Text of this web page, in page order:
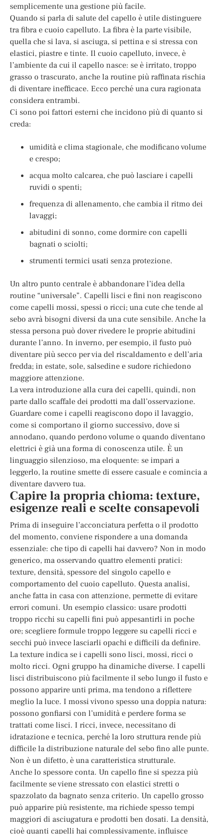
semplicemente una gestione più facile.
Quando si parla di salute del capello è utile distinguere
tra fibra e cuoio capelluto. La fibra è la parte visibile,
quella che si lava, si asciuga, si pettina e si stressa con
elastici, piastre e tinte. Il cuoio capelluto, invece, è
l’ambiente da cui il capello nasce: se è irritato, troppo
grasso o trascurato, anche la routine più raffinata rischia
di diventare inefficace. Ecco perché una cura ragionata
considera entrambi.
Ci sono poi fattori esterni che incidono più di quanto si
creda:
umidità e clima stagionale, che modificano volume
e crespo;
acqua molto calcarea, che può lasciare i capelli
ruvidi o spenti;
frequenza di allenamento, che cambia il ritmo dei
lavaggi;
abitudini di sonno, come dormire con capelli
bagnati o sciolti;
strumenti termici usati senza protezione.
Un altro punto centrale è abbandonare l’idea della
routine “universale”. Capelli lisci e fini non reagiscono
come capelli mossi, spessi o ricci; una cute che tende al
sebo avrà bisogni diversi da una cute sensibile. Anche la
stessa persona può dover rivedere le proprie abitudini
durante l’anno. In inverno, per esempio, il fusto può
diventare più secco per via del riscaldamento e dell’aria
fredda; in estate, sole, salsedine e sudore richiedono
maggiore attenzione.
La vera introduzione alla cura dei capelli, quindi, non
parte dallo scaffale dei prodotti ma dall’osservazione.
Guardare come i capelli reagiscono dopo il lavaggio,
come si comportano il giorno successivo, dove si
annodano, quando perdono volume o quando diventano
elettrici è già una forma di conoscenza utile. È un
linguaggio silenzioso, ma eloquente: se impari a
leggerlo, la routine smette di essere casuale e comincia a
diventare davvero tua.
Capire la propria chioma: texture,
esigenze reali e scelte consapevoli
Prima di inseguire l’acconciatura perfetta o il prodotto
del momento, conviene rispondere a una domanda
essenziale: che tipo di capelli hai davvero? Non in modo
generico, ma osservando quattro elementi pratici:
texture, densità, spessore del singolo capello e
comportamento del cuoio capelluto. Questa analisi,
anche fatta in casa con attenzione, permette di evitare
errori comuni. Un esempio classico: usare prodotti
troppo ricchi su capelli fini può appesantirli in poche
ore; scegliere formule troppo leggere su capelli ricci e
secchi può invece lasciarli opachi e difficili da definire.
La texture indica se i capelli sono lisci, mossi, ricci o
molto ricci. Ogni gruppo ha dinamiche diverse. I capelli
lisci distribuiscono più facilmente il sebo lungo il fusto e
possono apparire unti prima, ma tendono a riflettere
meglio la luce. I mossi vivono spesso una doppia natura:
possono gonfiarsi con l’umidità e perdere forma se
trattati come lisci. I ricci, invece, necessitano di
idratazione e tecnica, perché la loro struttura rende più
difficile la distribuzione naturale del sebo fino alle punte.
Non è un difetto, è una caratteristica strutturale.
Anche lo spessore conta. Un capello fine si spezza più
facilmente se viene stressato con elastici stretti o
spazzolato da bagnato senza criterio. Un capello grosso
può apparire più resistente, ma richiede spesso tempi
maggiori di asciugatura e prodotti ben dosati. La densità,
cioè quanti capelli hai complessivamente, influisce